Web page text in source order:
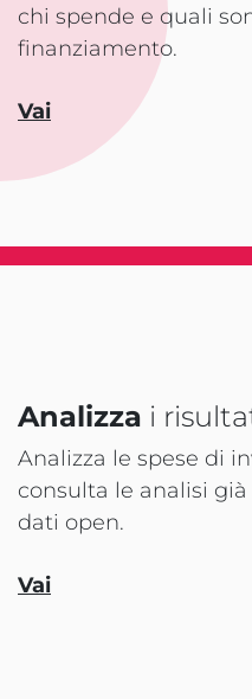
chi spende e quali
finanziamento.
Vai
Analizza i
Analizza le spese di
consulta le analisi
dati open.
Vai